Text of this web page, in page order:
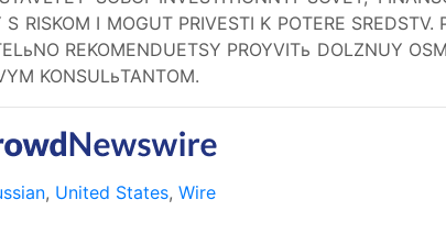
RISKOM I MOGUT PRIVESTI K POTERE
REKOMENDUETSY PROYVITь DOLZNUY
KONSULьTANTOM.
, United States, Wire